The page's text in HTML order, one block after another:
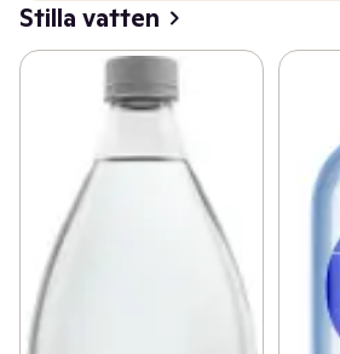
Stilla vatten